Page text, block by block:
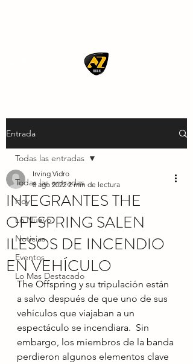
Entrada
Todas las entradas
Hoy
Lo Nuevo
Noticias
Eventos
Lo Mas Destacado
Todas las entradas
INTEGRANTES THE
OFFSPRING SALEN
ILESOS DE INCENDIO
EN VEHÍCULO
Irving Vidro
8 ago 2022 2 min de lectura
The Offspring y su tripulación están
a salvo después de que uno de sus
vehículos que viajaban a un
espectáculo se incendiara.  Sin
embargo, los miembros de la banda
perdieron algunos elementos clave